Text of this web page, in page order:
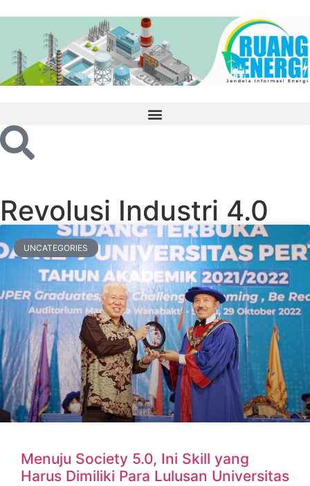
Revolusi Industri 4.0
UNCATEGORIES
Menuju Society 5.0, Ini Skill yang
Harus Dimiliki Para Lulusan Universitas